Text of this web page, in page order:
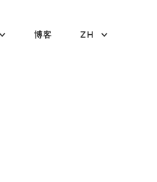
博客 ZH